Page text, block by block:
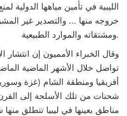
الليبية في تأمين مياهها الدولية
خروجه منها ... والتصدير غير
ومشتقاته والموارد الطبيعية.
وقال الخبراء الأمميون إن انتشار
تواصل خلال الأشهر الماضية
أفريقيا ومنطقة الشام (غزة
شحنات من تلك الأسلحة إلى القرن
مناطق بعينها في ليبيا تنطلق